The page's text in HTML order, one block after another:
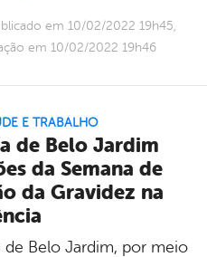
em 10/02/2022 19h45,
em 10/02/2022 19h46
E TRABALHO
de Belo Jardim
da Semana de
da Gravidez na
de Belo Jardim, por meio